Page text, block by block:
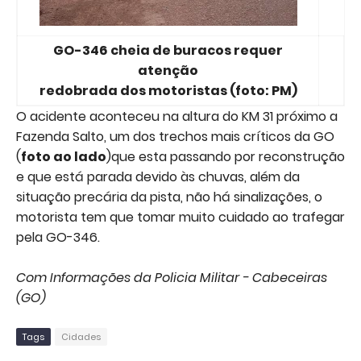
GO-346 cheia de buracos requer
atenção
redobrada dos motoristas (foto: PM)
O acidente aconteceu na altura do KM 31 próximo a
Fazenda Salto, um dos trechos mais críticos da GO
(foto ao lado)que esta passando por reconstrução
e que está parada devido às chuvas, além da
situação precária da pista, não há sinalizações, o
motorista tem que tomar muito cuidado ao trafegar
pela GO-346.
Com Informações da Policia Militar - Cabeceiras
(GO)
Tags Cidades